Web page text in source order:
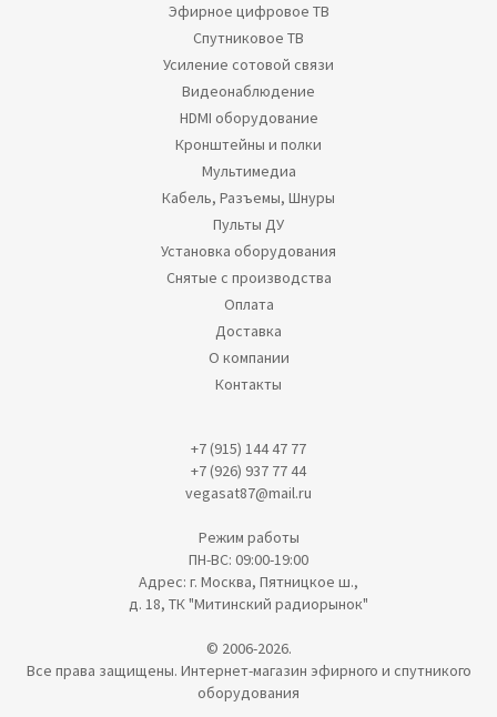
Эфирное цифровое ТВ
Спутниковое ТВ
Усиление сотовой связи
Видеонаблюдение
HDMI оборудование
Кронштейны и полки
Мультимедиа
Кабель, Разъемы, Шнуры
Пульты ДУ
Установка оборудования
Снятые с производства
Оплата
Доставка
О компании
Контакты
+7 (915) 144 47 77
+7 (926) 937 77 44
vegasat87@mail.ru
Режим работы
ПН-ВС: 09:00-19:00
Адрес: г. Москва, Пятницкое ш.,
д. 18, ТК "Митинский радиорынок"
© 2006-2026.
Все права защищены. Интернет-магазин эфирного и спутникого
оборудования